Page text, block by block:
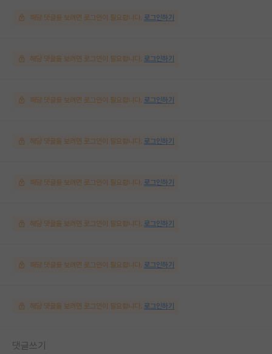
해당 댓글을 보려면 로그인이 필요합니다. 로그인하기
해당 댓글을 보려면 로그인이 필요합니다. 로그인하기
해당 댓글을 보려면 로그인이 필요합니다. 로그인하기
해당 댓글을 보려면 로그인이 필요합니다. 로그인하기
해당 댓글을 보려면 로그인이 필요합니다. 로그인하기
해당 댓글을 보려면 로그인이 필요합니다. 로그인하기
해당 댓글을 보려면 로그인이 필요합니다. 로그인하기
해당 댓글을 보려면 로그인이 필요합니다. 로그인하기
댓글쓰기